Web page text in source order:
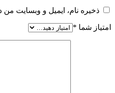
ذخیره نام، ایمیل و وبسایت
امتیاز شما *